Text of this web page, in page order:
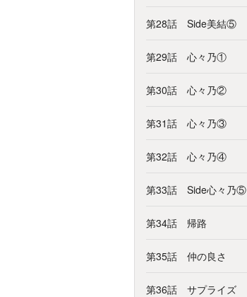
第28話 Side美結⑤
第29話 心々乃①
第30話 心々乃②
第31話 心々乃③
第32話 心々乃④
第33話 Side心々乃⑤
第34話 帰路
第35話 仲の良さ
第36話 サプライズ